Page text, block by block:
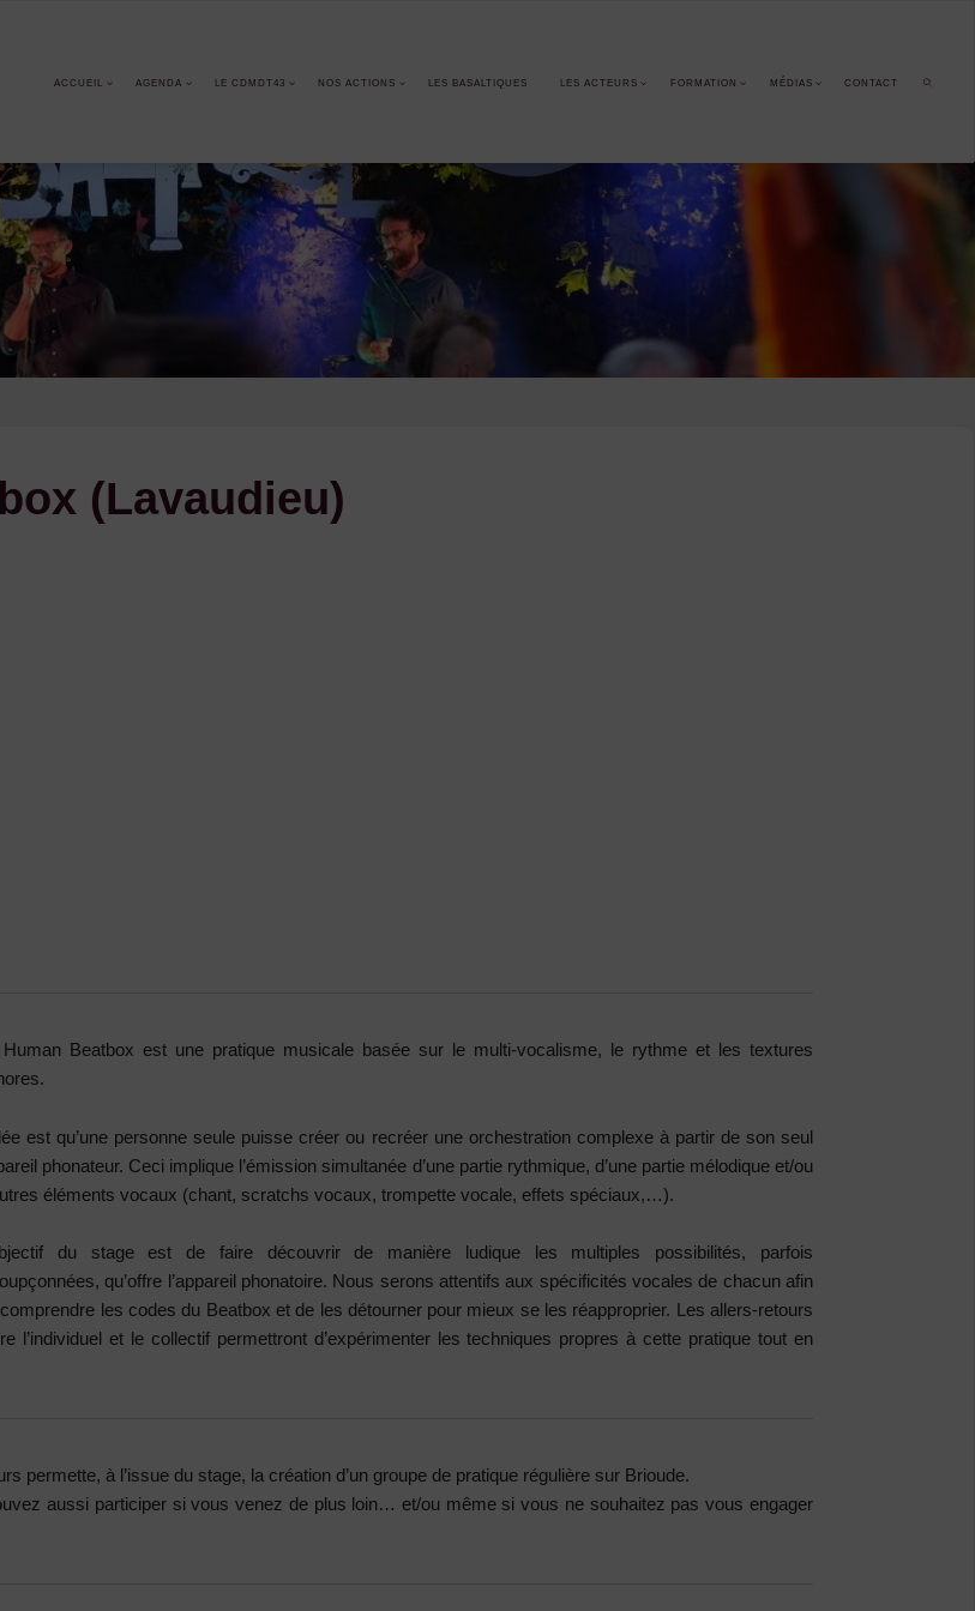
ACCUEIL AGENDA LE CDMDT43 NOS ACTIONS LES BASALTIQUES LES ACTEURS FORMATION MÉDIAS CONTACT
(Lavaudieu)
Beatbox est une pratique musicale basée sur le multi-vocalisme, le rythme et les textures
est qu’une personne seule puisse créer ou recréer une orchestration complexe à partir de son seul
phonateur. Ceci implique l’émission simultanée d’une partie rythmique, d’une partie mélodique et/ou
éléments vocaux (chant, scratchs vocaux, trompette vocale, effets spéciaux,…).
du stage est de faire découvrir de manière ludique les multiples possibilités, parfois
qu’offre l’appareil phonatoire. Nous serons attentifs aux spécificités vocales de chacun afin
les codes du Beatbox et de les détourner pour mieux se les réapproprier. Les allers-retours
l’individuel et le collectif permettront d’expérimenter les techniques propres à cette pratique tout en
permette, à l’issue du stage, la création d’un groupe de pratique régulière sur Brioude.
aussi participer si vous venez de plus loin… et/ou même si vous ne souhaitez pas vous engager